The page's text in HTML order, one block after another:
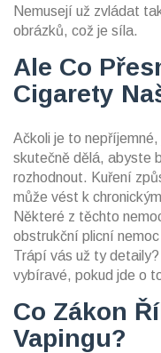
Nemusejí už zvládat
obrázků, což je síla.
Ale Co
Cigarety
Ačkoli je to
skutečně dělá, abyste
rozhodnout. Kuření
může vést k
Některé z těchto
obstrukční plicní
Trápí vás už ty
vybíravé, pokud jde o
Co Zákon
Vapingu?